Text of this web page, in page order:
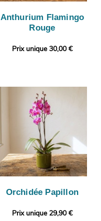
Anthurium Flamingo
Rouge
Prix unique 30,00 €
Orchidée Papillon
Prix unique 29,90 €